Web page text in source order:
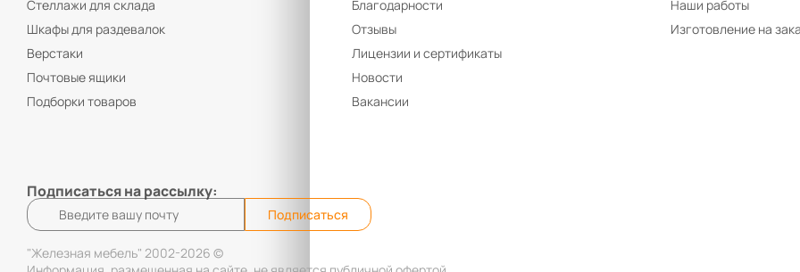
Стеллажи для склада
Шкафы для раздевалок
Верстаки
Почтовые ящики
Подборки товаров
Благодарности
Отзывы
Лицензии и сертификаты
Новости
Вакансии
Наши работы
Изготовление на
Подписаться на рассылку:
Подписаться
"Железная мебель" 2002-2026 ©